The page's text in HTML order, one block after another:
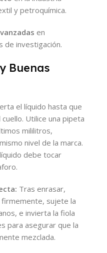
y petroquímica.
en
de investigación.
Buenas
el líquido hasta que
Utilice una pipeta
mililitros,
nivel de la marca.
debe tocar
Tras enrasar,
sujete la
e invierta la fiola
para asegurar que la
mezclada.